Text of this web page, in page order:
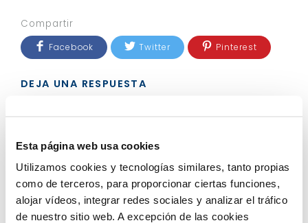
Esta página web usa cookies
Utilizamos cookies y tecnologías similares, tanto propias
como de terceros, para proporcionar ciertas funciones,
alojar vídeos, integrar redes sociales y analizar el tráfico
de nuestro sitio web. A excepción de las cookies
Compartir
Facebook Twitter Pinterest
DEJA UNA RESPUESTA
Comentario*